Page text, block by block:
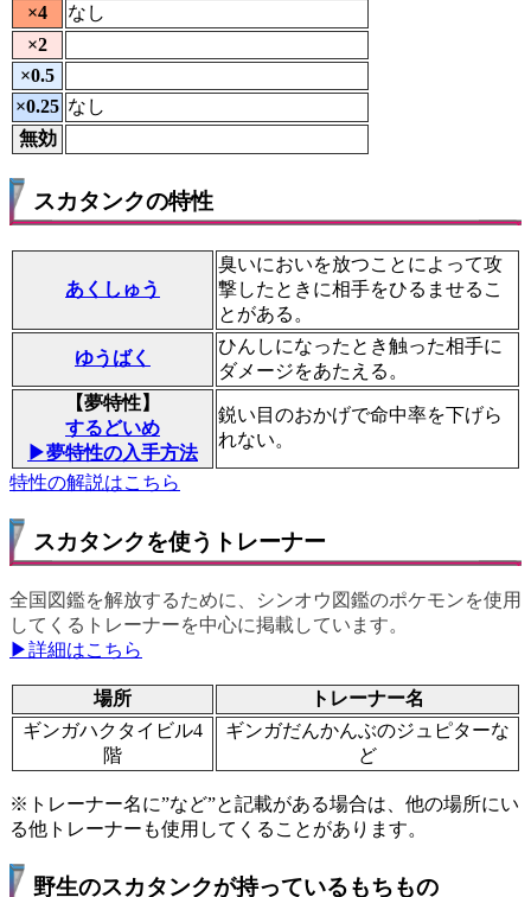
×4
なし
×2
×0.5
×0.25 なし
無効
スカタンクの特性
あくしゅう
臭いにおいを放つことによって攻
撃したときに相手をひるませるこ
とがある。
ゆうばく
ひんしになったとき触った相手に
ダメージをあたえる。
【夢特性】
するどいめ
▶夢特性の入手方法
鋭い目のおかげで命中率を下げら
れない。
特性の解説はこちら
スカタンクを使うトレーナー
全国図鑑を解放するために、シンオウ図鑑のポケモンを使用
してくるトレーナーを中心に掲載しています。
▶詳細はこちら
場所
トレーナー名
ギンガハクタイビル4
階
ギンガだんかんぶのジュピターな
ど
※トレーナー名に”など”と記載がある場合は、他の場所にい
る他トレーナーも使用してくることがあります。
野生のスカタンクが持っているもちもの